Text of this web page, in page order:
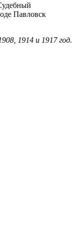
Павловск
1914 и 1917 год.